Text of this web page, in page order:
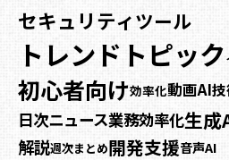
セキュリティツール
トレンドトピック
初心者向け効率化動画AI
日次ニュース業務効率化生成
解説週次まとめ開発支援音声AI